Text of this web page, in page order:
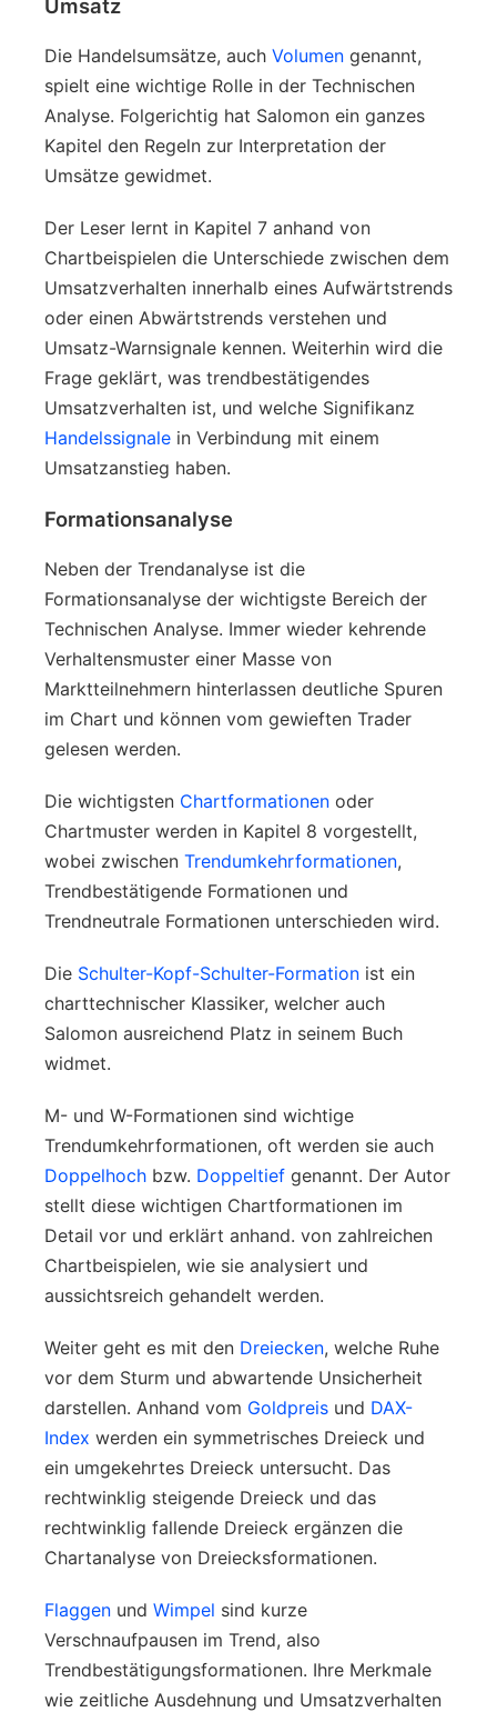
Umsatz
Die Handelsumsätze, auch Volumen genannt,
spielt eine wichtige Rolle in der Technischen
Analyse. Folgerichtig hat Salomon ein ganzes
Kapitel den Regeln zur Interpretation der
Umsätze gewidmet.
Der Leser lernt in Kapitel 7 anhand von
Chartbeispielen die Unterschiede zwischen dem
Umsatzverhalten innerhalb eines Aufwärtstrends
oder einen Abwärtstrends verstehen und
Umsatz-Warnsignale kennen. Weiterhin wird die
Frage geklärt, was trendbestätigendes
Umsatzverhalten ist, und welche Signifikanz
Handelssignale in Verbindung mit einem
Umsatzanstieg haben.
Formationsanalyse
Neben der Trendanalyse ist die
Formationsanalyse der wichtigste Bereich der
Technischen Analyse. Immer wieder kehrende
Verhaltensmuster einer Masse von
Marktteilnehmern hinterlassen deutliche Spuren
im Chart und können vom gewieften Trader
gelesen werden.
Die wichtigsten Chartformationen oder
Chartmuster werden in Kapitel 8 vorgestellt,
wobei zwischen Trendumkehrformationen,
Trendbestätigende Formationen und
Trendneutrale Formationen unterschieden wird.
Die Schulter-Kopf-Schulter-Formation ist ein
charttechnischer Klassiker, welcher auch
Salomon ausreichend Platz in seinem Buch
widmet.
M- und W-Formationen sind wichtige
Trendumkehrformationen, oft werden sie auch
Doppelhoch bzw. Doppeltief genannt. Der Autor
stellt diese wichtigen Chartformationen im
Detail vor und erklärt anhand. von zahlreichen
Chartbeispielen, wie sie analysiert und
aussichtsreich gehandelt werden.
Weiter geht es mit den Dreiecken, welche Ruhe
vor dem Sturm und abwartende Unsicherheit
darstellen. Anhand vom Goldpreis und DAX-
Index werden ein symmetrisches Dreieck und
ein umgekehrtes Dreieck untersucht. Das
rechtwinklig steigende Dreieck und das
rechtwinklig fallende Dreieck ergänzen die
Chartanalyse von Dreiecksformationen.
Flaggen und Wimpel sind kurze
Verschnaufpausen im Trend, also
Trendbestätigungsformationen. Ihre Merkmale
wie zeitliche Ausdehnung und Umsatzverhalten